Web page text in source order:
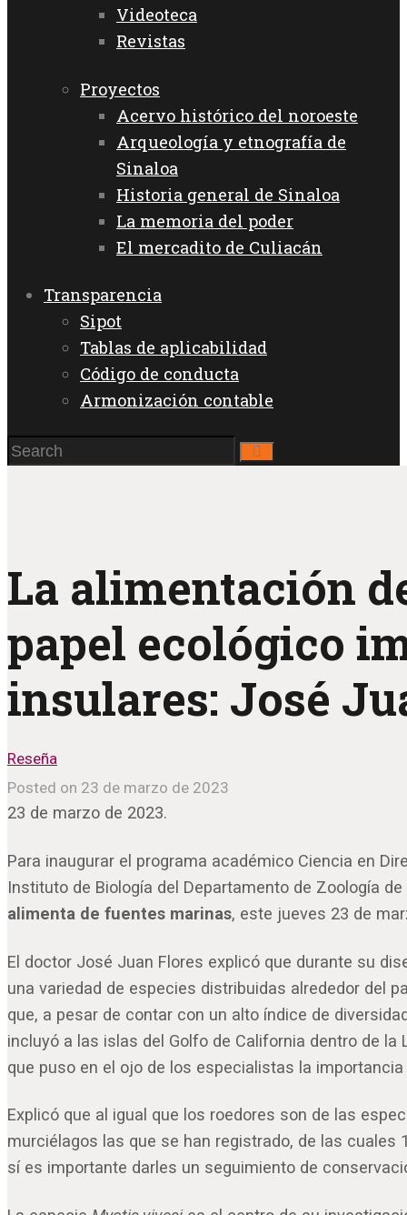
Videoteca
Revistas
Proyectos
Acervo histórico del noroeste
Arqueología y etnografía de
Sinaloa
Historia general de Sinaloa
La memoria del poder
El mercadito de Culiacán
Transparencia
Sipot
Tablas de aplicabilidad
Código de conducta
Armonización contable
La alimentación
papel ecológico
insulares: José
Reseña
Posted on 23 de marzo de 2023
23 de marzo de 2023.
Para inaugurar el programa académico Ciencia en
Instituto de Biología del Departamento de Zoología
alimenta de fuentes marinas, este jueves 23 de
El doctor José Juan Flores explicó que durante su
una variedad de especies distribuidas alrededor del
que, a pesar de contar con un alto índice de
incluyó a las islas del Golfo de California dentro de
que puso en el ojo de los especialistas la
Explicó que al igual que los roedores son de las
murciélagos las que se han registrado, de las
sí es importante darles un seguimiento de